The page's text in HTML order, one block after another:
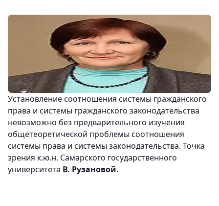
Установление соотношения системы гражданского
права и системы гражданского законодательства
невозможно без предварительного изучения
общетеоретической проблемы соотношения
системы права и системы законодательства. Точка
зрения к.ю.н. Самарского государственного
университета В. Рузановой.